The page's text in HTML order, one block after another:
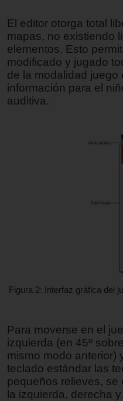
El editor otorga total
mapas, no existiendo
elementos. Esto
modificado y jugado
de la modalidad juego
información para el
auditiva.
Figura 2: Interfaz gráfica del
Para moverse en el
izquierda (en 45º
mismo modo anterior)
teclado estándar las
pequeños relieves, se
la izquierda, derecha